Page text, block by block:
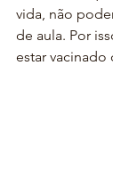
vida, não
de aula. Por
estar vacinado